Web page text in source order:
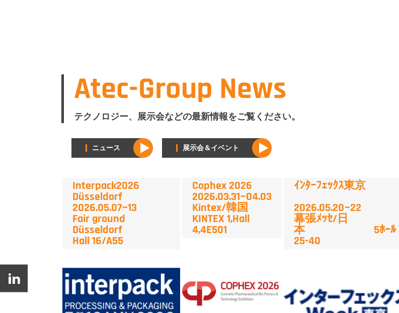
Atec-Group News
テクノロジー、展示会などの最新情報をご覧ください。
ニュース 展示会＆イベント
Interpack2026
Düsseldorf
2026.05.07~13
Fair ground
Düsseldorf
Hall 16/A55
Cophex 2026
2026.03.31~04.03
Kintex/韓国
KINTEX 1,Hall
4,4E501
ｲﾝﾀｰﾌｪｯｸｽ東京
2026.05.20~22
幕張ﾒｯｾ/日
本 5ﾎｰﾙ
25-40